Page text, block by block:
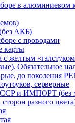
в алюминиевом
АКБ)
с проводами
карты
с желтым
Обязательное
до поколения
серверные
и ИМПОРТ (без
разного